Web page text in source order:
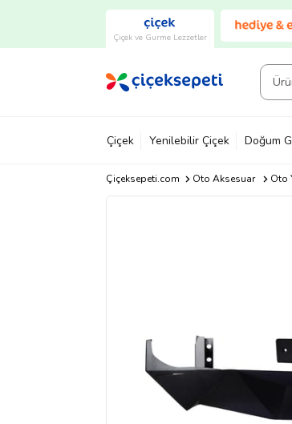
Çiçek ve Gurme Lezzetler
Çiçek Yenilebilir Çiçek Doğum
Çiçeksepeti.com Oto Aksesuar Oto